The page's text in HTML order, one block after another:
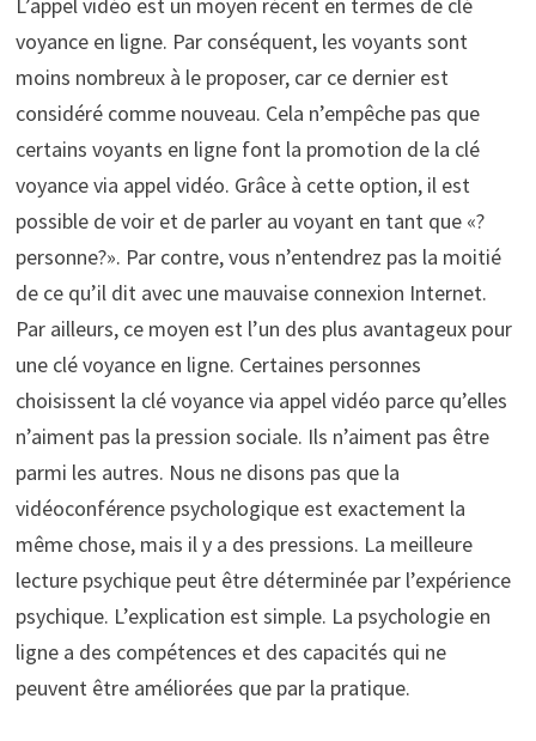
L’appel vidéo est un moyen récent en termes de clé
voyance en ligne. Par conséquent, les voyants sont
moins nombreux à le proposer, car ce dernier est
considéré comme nouveau. Cela n’empêche pas que
certains voyants en ligne font la promotion de la clé
voyance via appel vidéo. Grâce à cette option, il est
possible de voir et de parler au voyant en tant que «?
personne?». Par contre, vous n’entendrez pas la moitié
de ce qu’il dit avec une mauvaise connexion Internet.
Par ailleurs, ce moyen est l’un des plus avantageux pour
une clé voyance en ligne. Certaines personnes
choisissent la clé voyance via appel vidéo parce qu’elles
n’aiment pas la pression sociale. Ils n’aiment pas être
parmi les autres. Nous ne disons pas que la
vidéoconférence psychologique est exactement la
même chose, mais il y a des pressions. La meilleure
lecture psychique peut être déterminée par l’expérience
psychique. L’explication est simple. La psychologie en
ligne a des compétences et des capacités qui ne
peuvent être améliorées que par la pratique.